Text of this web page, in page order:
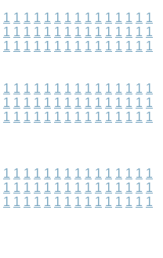
1 1 1 1 1 1 1 1 1 1 1 1 1 1 1
1 1 1 1 1 1 1 1 1 1 1 1 1 1 1
1 1 1 1 1 1 1 1 1 1 1 1 1 1 1
1 1 1 1 1 1 1 1 1 1 1 1 1 1 1
1 1 1 1 1 1 1 1 1 1 1 1 1 1 1
1 1 1 1 1 1 1 1 1 1 1 1 1 1 1
1 1 1 1 1 1 1 1 1 1 1 1 1 1 1
1 1 1 1 1 1 1 1 1 1 1 1 1 1 1
1 1 1 1 1 1 1 1 1 1 1 1 1 1 1